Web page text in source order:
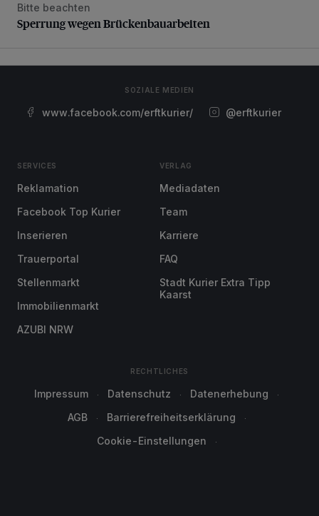
Sperrung wegen Brückenbauarbeiten
Bitte beachten
Sperrung wegen Brückenbauarbeiten
SOZIALE MEDIEN
www.facebook.com/erftkurier/ @erftkurier
SERVICES
Reklamation
Facebook Top Kurier
Inserieren
Trauerportal
Stellenmarkt
Immobilienmarkt
AZUBI NRW
VERLAG
Mediadaten
Team
Karriere
FAQ
Stadt Kurier Extra Tipp
Kaarst
RECHTLICHES
Impressum Datenschutz
Datenerhebung
AGB
Barrierefreiheitserklärung
Cookie-Einstellungen